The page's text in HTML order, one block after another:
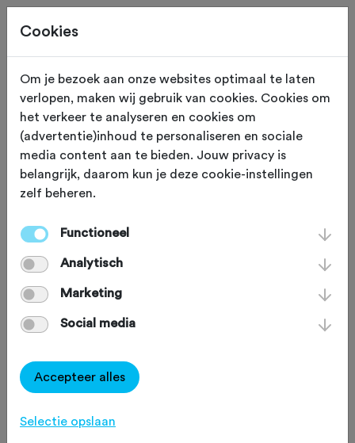
Deze tocht heeft reeds plaatsgevonden op 28-12-2024.
ZATERDAG 28 DEC 2024
Derry X-mas 2024
Mountainbike
Omgeving
Route
Cookies
Om je bezoek aan onze websites optimaal te laten
verlopen, maken wij gebruik van cookies. Cookies om
het verkeer te analyseren en cookies om
(advertentie)inhoud te personaliseren en sociale
media content aan te bieden. Jouw privacy is
belangrijk, daarom kun je deze cookie-instellingen
zelf beheren.
Functioneel
Analytisch
Marketing
Social media
Accepteer alles
Selectie opslaan